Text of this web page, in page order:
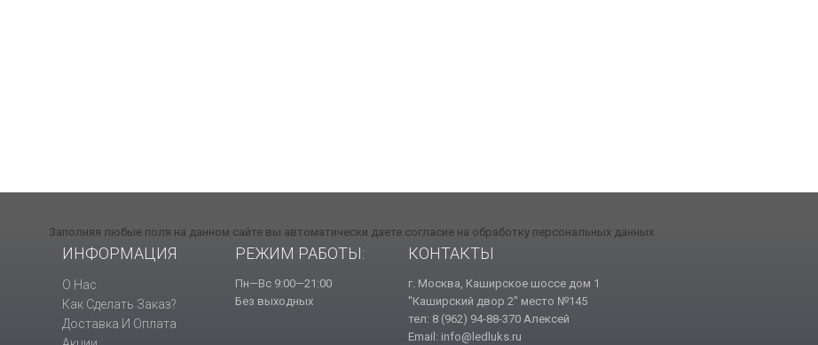
Заполняя любые поля на данном сайте вы автоматически даете согласие на обработку персональных данных
ИНФОРМАЦИЯ
О Нас
Как Сделать Заказ?
Доставка И Оплата
РЕЖИМ РАБОТЫ:
Пн—Вс 9:00—21:00
Без выходных
КОНТАКТЫ
г. Москва, Каширское шоссе дом 1
"Каширский двор 2" место №145
тел: 8 (962) 94-88-370 Алексей
Email: info@ledluks.ru